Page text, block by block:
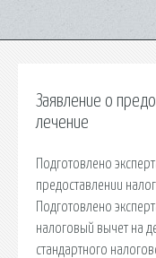
Заявление о
лечение
Подготовлено
предоставлении
Подготовлено
налоговый вычет на
стандартного